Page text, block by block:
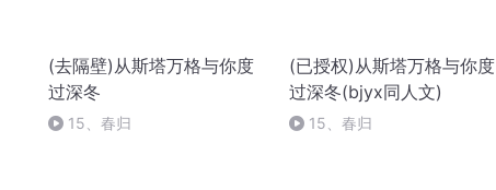
(去隔壁)从斯塔万格与你度
过深冬
15、春归
(已授权)从斯塔万格与你度
过深冬(bjyx同人文)
15、春归